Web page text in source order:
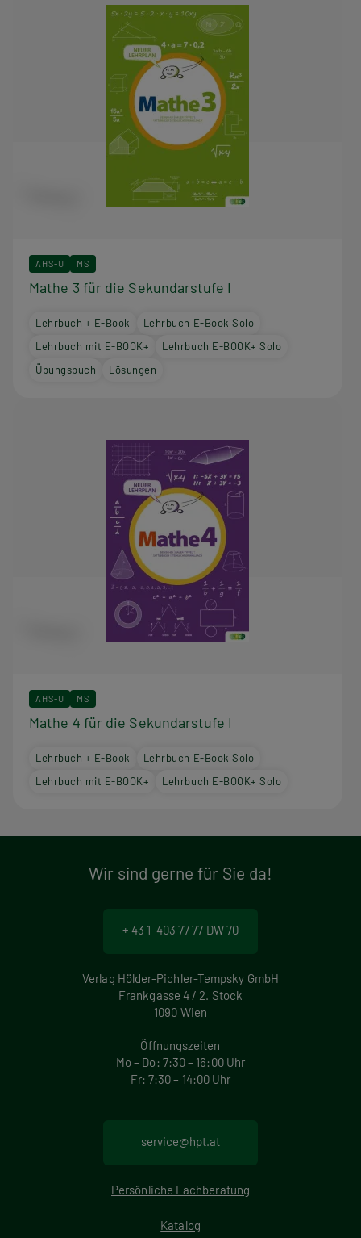
AHS-U MS
Mathe 3 für die Sekundarstufe I
Lehrbuch + E-Book
Lehrbuch E-Book Solo
Lehrbuch mit E-BOOK+
Lehrbuch E-BOOK+ Solo
Übungsbuch
Lösungen
AHS-U MS
Mathe 4 für die Sekundarstufe I
Lehrbuch + E-Book
Lehrbuch E-Book Solo
Lehrbuch mit E-BOOK+
Lehrbuch E-BOOK+ Solo
Wir sind gerne für Sie da!
+ 43 1 403 77 77 DW 70
Verlag Hölder-Pichler-Tempsky GmbH
Frankgasse 4 / 2. Stock
1090 Wien
Öffnungszeiten
Mo – Do: 7:30 – 16:00 Uhr
Fr: 7:30 – 14:00 Uhr
service@hpt.at
Persönliche Fachberatung
Katalog